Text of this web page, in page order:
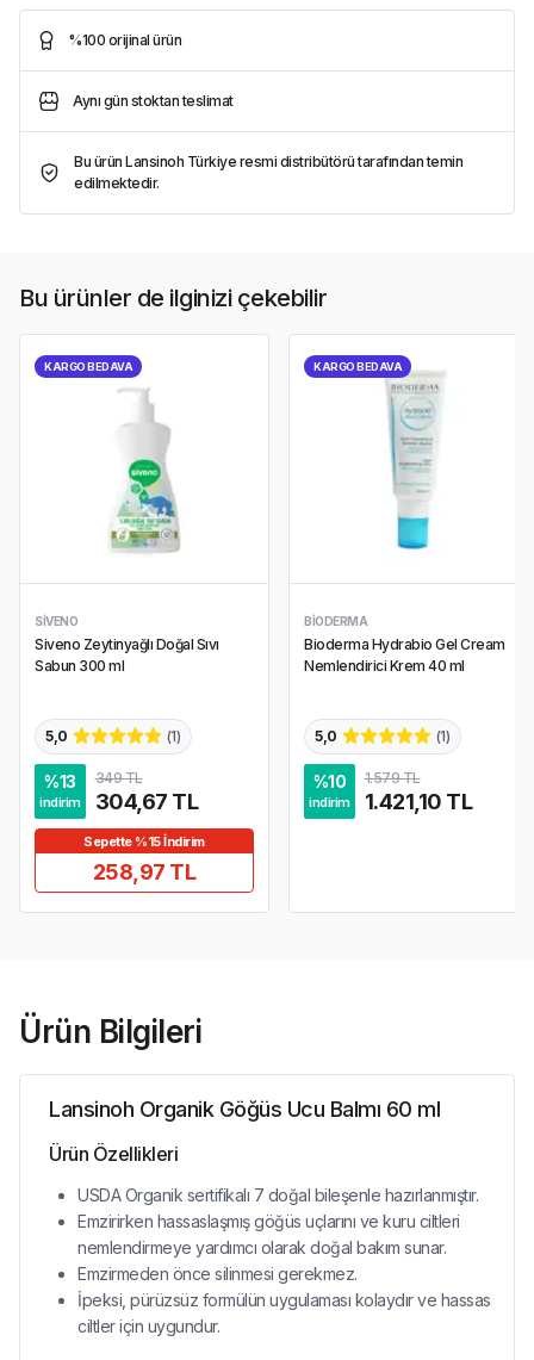
%100 orijinal ürün
Aynı gün stoktan teslimat
Bu ürün Lansinoh Türkiye resmi distribütörü tarafından temin
edilmektedir.
Bu ürünler de ilginizi çekebilir
KARGO BEDAVA
SIVENO
Siveno Zeytinyağlı Doğal Sıvı
Sabun 300 ml
5,0 (1)
%13
indirim
349 TL
304,67 TL
Sepette %15 İndirim
258,97 TL
KARGO BEDAVA
BIODERMA
Bioderma Hydrabio Gel Cream
Nemlendirici Krem 40 ml
5,0 (1)
%10
indirim
1.579 TL
1.421,10 TL
Ürün Bilgileri
Lansinoh Organik Göğüs Ucu Balmı 60 ml
Ürün Özellikleri
USDA Organik sertifikalı 7 doğal bileşenle hazırlanmıştır.
Emzirirken hassaslaşmış göğüs uçlarını ve kuru ciltleri
nemlendirmeye yardımcı olarak doğal bakım sunar.
Emzirmeden önce silinmesi gerekmez.
İpeksi, pürüzsüz formülün uygulaması kolaydır ve hassas
ciltler için uygundur.